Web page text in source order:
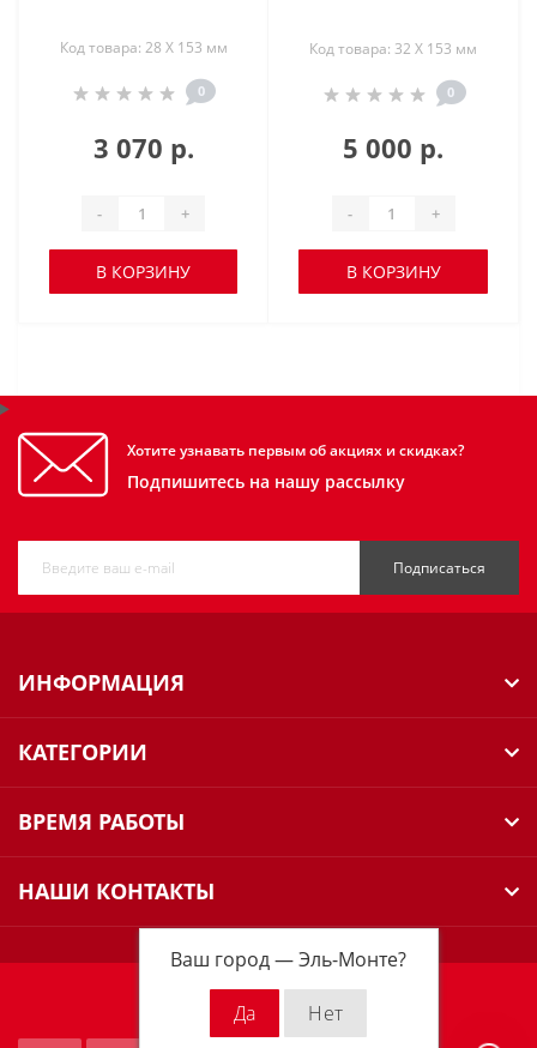
Ваш город —Эль-Монте?
Код товара: 28 X 153 мм
0
3 070 р.
- +
В КОРЗИНУ
Код товара: 32 X 153 мм
0
5 000 р.
- +
В КОРЗИНУ
Хотите узнавать первым об акциях и скидках?
Подпишитесь на нашу рассылку
Подписаться
ИНФОРМАЦИЯ
КАТЕГОРИИ
ВРЕМЯ РАБОТЫ
НАШИ КОНТАКТЫ
Milwaukee Russia © 2026